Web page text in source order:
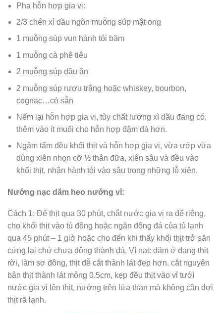
Pha hỗn hợp gia vị:
2/3 chén xì dầu ngòn muỗng súp mật ong
1 muỗng súp vun hành tỏi băm
1 muỗng cà phê tiêu
2 muỗng súp dầu ăn
2 muỗng súp rượu trắng hoặc whiskey, bourbon,
cognac…có sẵn
Nếm lại hỗn hợp gia vị, tùy chất lượng xì dầu đang có,
thêm vào ít muối cho hỗn hợp đậm đà hơn.
Ngâm tẩm đều khối thịt và hỗn hợp gia vị, vừa ướp vừa
dùng xiên nhọn cỡ ½ thân đữa, xiên sâu và đều vào
khối thịt, nhận hành tỏi vào sâu trong những lỗ xiên.
Nướng nạc dăm heo nướng vỉ:
Cách 1: Để thịt qua 30 phút, chắt nước gia vị ra để riêng,
cho khối thịt vào tủ đông hoặc ngăn đông đá của tủ lạnh
qua 45 phút – 1 giờ hoặc cho đến khi thấy khối thịt trở săn
cứng lại chứ chưa đông thành đá. Vì nạc dăm ở dạng thịt
rời, làm sơ đông, thịt đễ cắt thành lát đẹp hơn. cắt nguyên
bản thịt thành lát mỏng 0.5cm, kẹp đều thịt vào vỉ tưới
nước gia vị lên thịt, nướng trên lửa than mà không cần đợi
thịt rã lạnh.